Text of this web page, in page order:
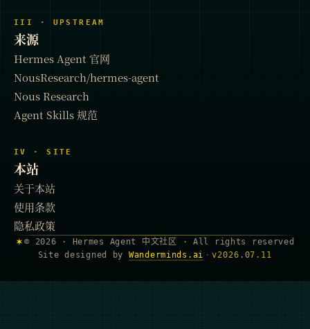
III · UPSTREAM
来源
Hermes Agent 官网
NousResearch/hermes-agent
Nous Research
Agent Skills 规范
IV · SITE
本站
关于本站
使用条款
隐私政策
✶© 2026 · Hermes Agent 中文社区 · All rights reserved
Site designed by
Wanderminds.ai · v2026.07.11